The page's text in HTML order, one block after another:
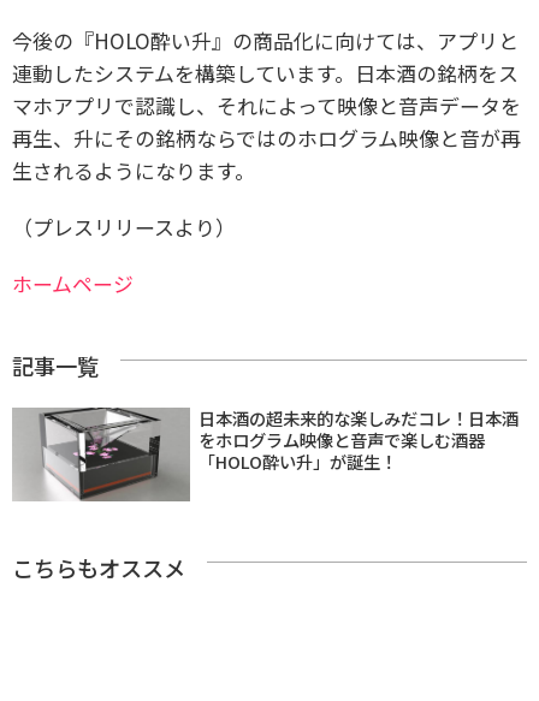
今後の『HOLO酔い升』の商品化に向けては、アプリと
連動したシステムを構築しています。日本酒の銘柄をス
マホアプリで認識し、それによって映像と音声データを
再生、升にその銘柄ならではのホログラム映像と音が再
生されるようになります。
（プレスリリースより）
ホームページ
記事一覧
日本酒の超未来的な楽しみだコレ！日本酒
をホログラム映像と音声で楽しむ酒器
「HOLO酔い升」が誕生！
こちらもオススメ